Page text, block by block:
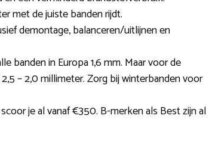
met de juiste banden rijdt.
demontage, balanceren/uitlijnen en
banden in Europa 1,6 mm. Maar voor de
– 2,0 millimeter. Zorg bij winterbanden voor
je al vanaf €350. B-merken als Best zijn al